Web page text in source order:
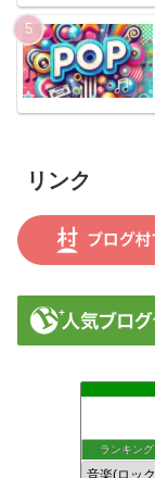
リンク
ランキング